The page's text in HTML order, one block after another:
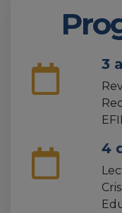
3
4